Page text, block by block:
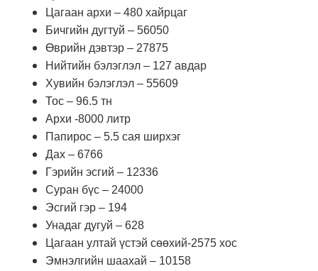
Цагаан архи – 480 хайрцаг
Бичгийн дугтуй – 56050
Өврийн дэвтэр – 27875
Нийтийн бэлэглэл – 127 авдар
Хувийн бэлэглэл – 55609
Тос – 96.5 тн
Архи -8000 литр
Папирос – 5.5 сая ширхэг
Дах – 6766
Гэрийн эсгий – 12336
Суран бүс – 24000
Эсгий гэр – 194
Унадаг дугуй – 628
Цагаан ултай үстэй сөөхий-2575 хос
Эмнэлгийн шаахай – 10158